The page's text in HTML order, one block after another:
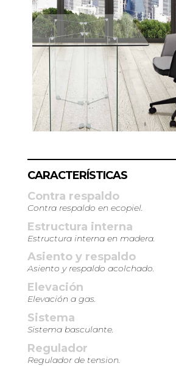
CARACTERÍSTICAS
Contra respaldo
Contra respaldo en ecopiel.
Estructura interna
Estructura interna en madera.
Asiento y respaldo
Asiento y respaldo acolchado.
Elevación
Elevación a gas.
Sistema
Sistema basculante.
Regulador
Regulador de tension.